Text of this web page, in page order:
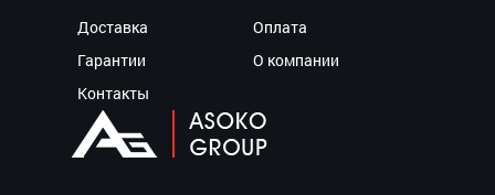
Доставка
Оплата
Гарантии
О компании
Контакты